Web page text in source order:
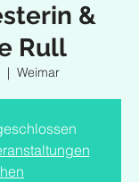
&
Rull
  |
Weimar